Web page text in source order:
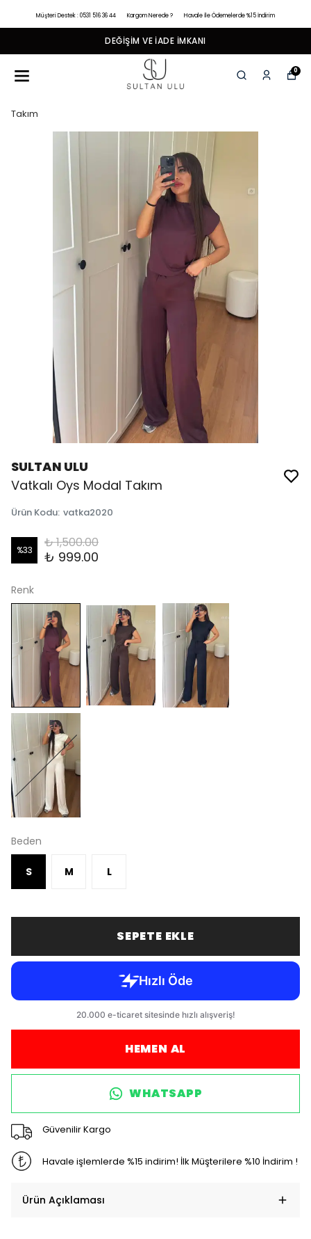
Müşteri Destek : 0531 516 36 44 Kargom Nerede ? Havale İle Ödemelerde %15 İndirim
DEĞIŞIM VE İADE İMKANI
0
Takım
SULTAN ULU
Vatkalı Oys Modal Takım
Ürün Kodu: vatka2020
%33 ₺ 1,500.00
₺ 999.00
Renk
Beden
S M L
SEPETE EKLE
HEMEN AL
WHATSAPP
Güvenilir Kargo
Havale işlemlerde %15 indirim! İlk Müşterilere %10 İndirim !
Ürün Açıklaması